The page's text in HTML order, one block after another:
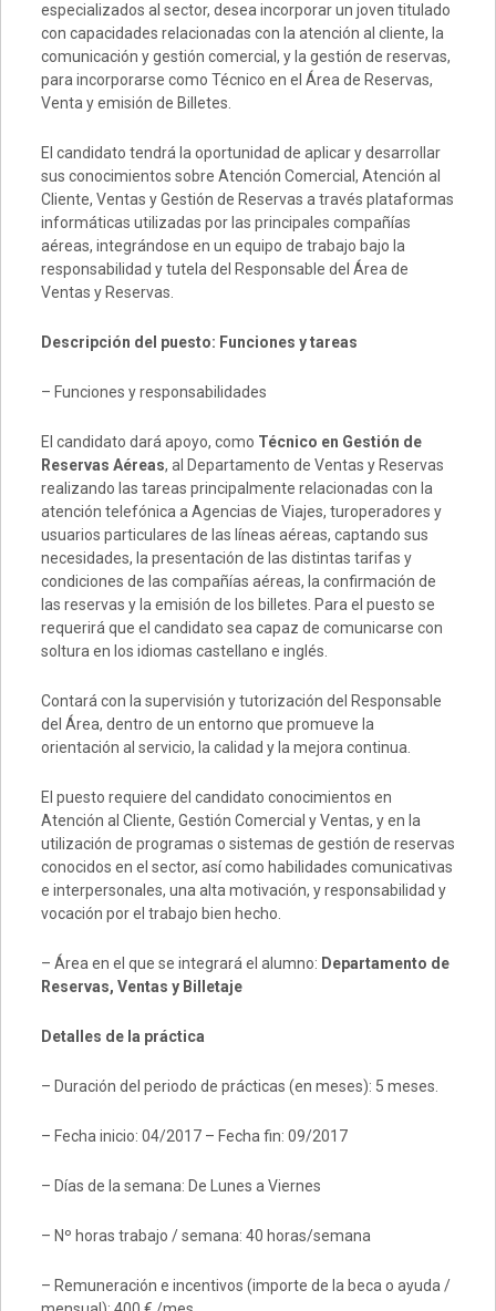
especializados al sector, desea incorporar un joven titulado
con capacidades relacionadas con la atención al cliente, la
comunicación y gestión comercial, y la gestión de reservas,
para incorporarse como Técnico en el Área de Reservas,
Venta y emisión de Billetes.
El candidato tendrá la oportunidad de aplicar y desarrollar
sus conocimientos sobre Atención Comercial, Atención al
Cliente, Ventas y Gestión de Reservas a través plataformas
informáticas utilizadas por las principales compañías
aéreas, integrándose en un equipo de trabajo bajo la
responsabilidad y tutela del Responsable del Área de
Ventas y Reservas.
Descripción del puesto: Funciones y tareas
– Funciones y responsabilidades
El candidato dará apoyo, como Técnico en Gestión de
Reservas Aéreas, al Departamento de Ventas y Reservas
realizando las tareas principalmente relacionadas con la
atención telefónica a Agencias de Viajes, turoperadores y
usuarios particulares de las líneas aéreas, captando sus
necesidades, la presentación de las distintas tarifas y
condiciones de las compañías aéreas, la confirmación de
las reservas y la emisión de los billetes. Para el puesto se
requerirá que el candidato sea capaz de comunicarse con
soltura en los idiomas castellano e inglés.
Contará con la supervisión y tutorización del Responsable
del Área, dentro de un entorno que promueve la
orientación al servicio, la calidad y la mejora continua.
El puesto requiere del candidato conocimientos en
Atención al Cliente, Gestión Comercial y Ventas, y en la
utilización de programas o sistemas de gestión de reservas
conocidos en el sector, así como habilidades comunicativas
e interpersonales, una alta motivación, y responsabilidad y
vocación por el trabajo bien hecho.
– Área en el que se integrará el alumno: Departamento de
Reservas, Ventas y Billetaje
Detalles de la práctica
– Duración del periodo de prácticas (en meses): 5 meses.
– Fecha inicio: 04/2017 – Fecha fin: 09/2017
– Días de la semana: De Lunes a Viernes
– Nº horas trabajo / semana: 40 horas/semana
– Remuneración e incentivos (importe de la beca o ayuda /